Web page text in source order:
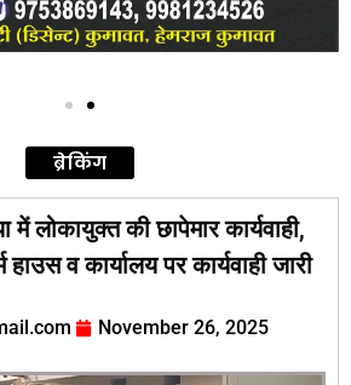
ब्रेकिंग
में लोकायुक्त की छापेमार कार्यवाही,
व कार्यालय पर कार्यवाही जारी
November 26, 2025